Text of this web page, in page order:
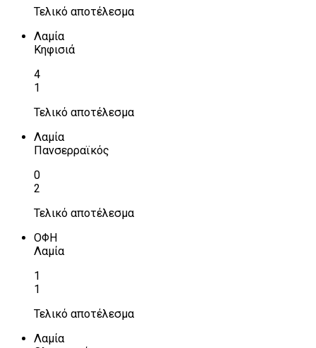
Τελικό αποτέλεσμα
Λαμία
Κηφισιά
4
1
Τελικό αποτέλεσμα
Λαμία
Πανσερραϊκός
0
2
Τελικό αποτέλεσμα
ΟΦΗ
Λαμία
1
1
Τελικό αποτέλεσμα
Λαμία